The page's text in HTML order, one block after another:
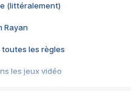
(littéralement)
Rayan
toutes les règles
les jeux vidéo